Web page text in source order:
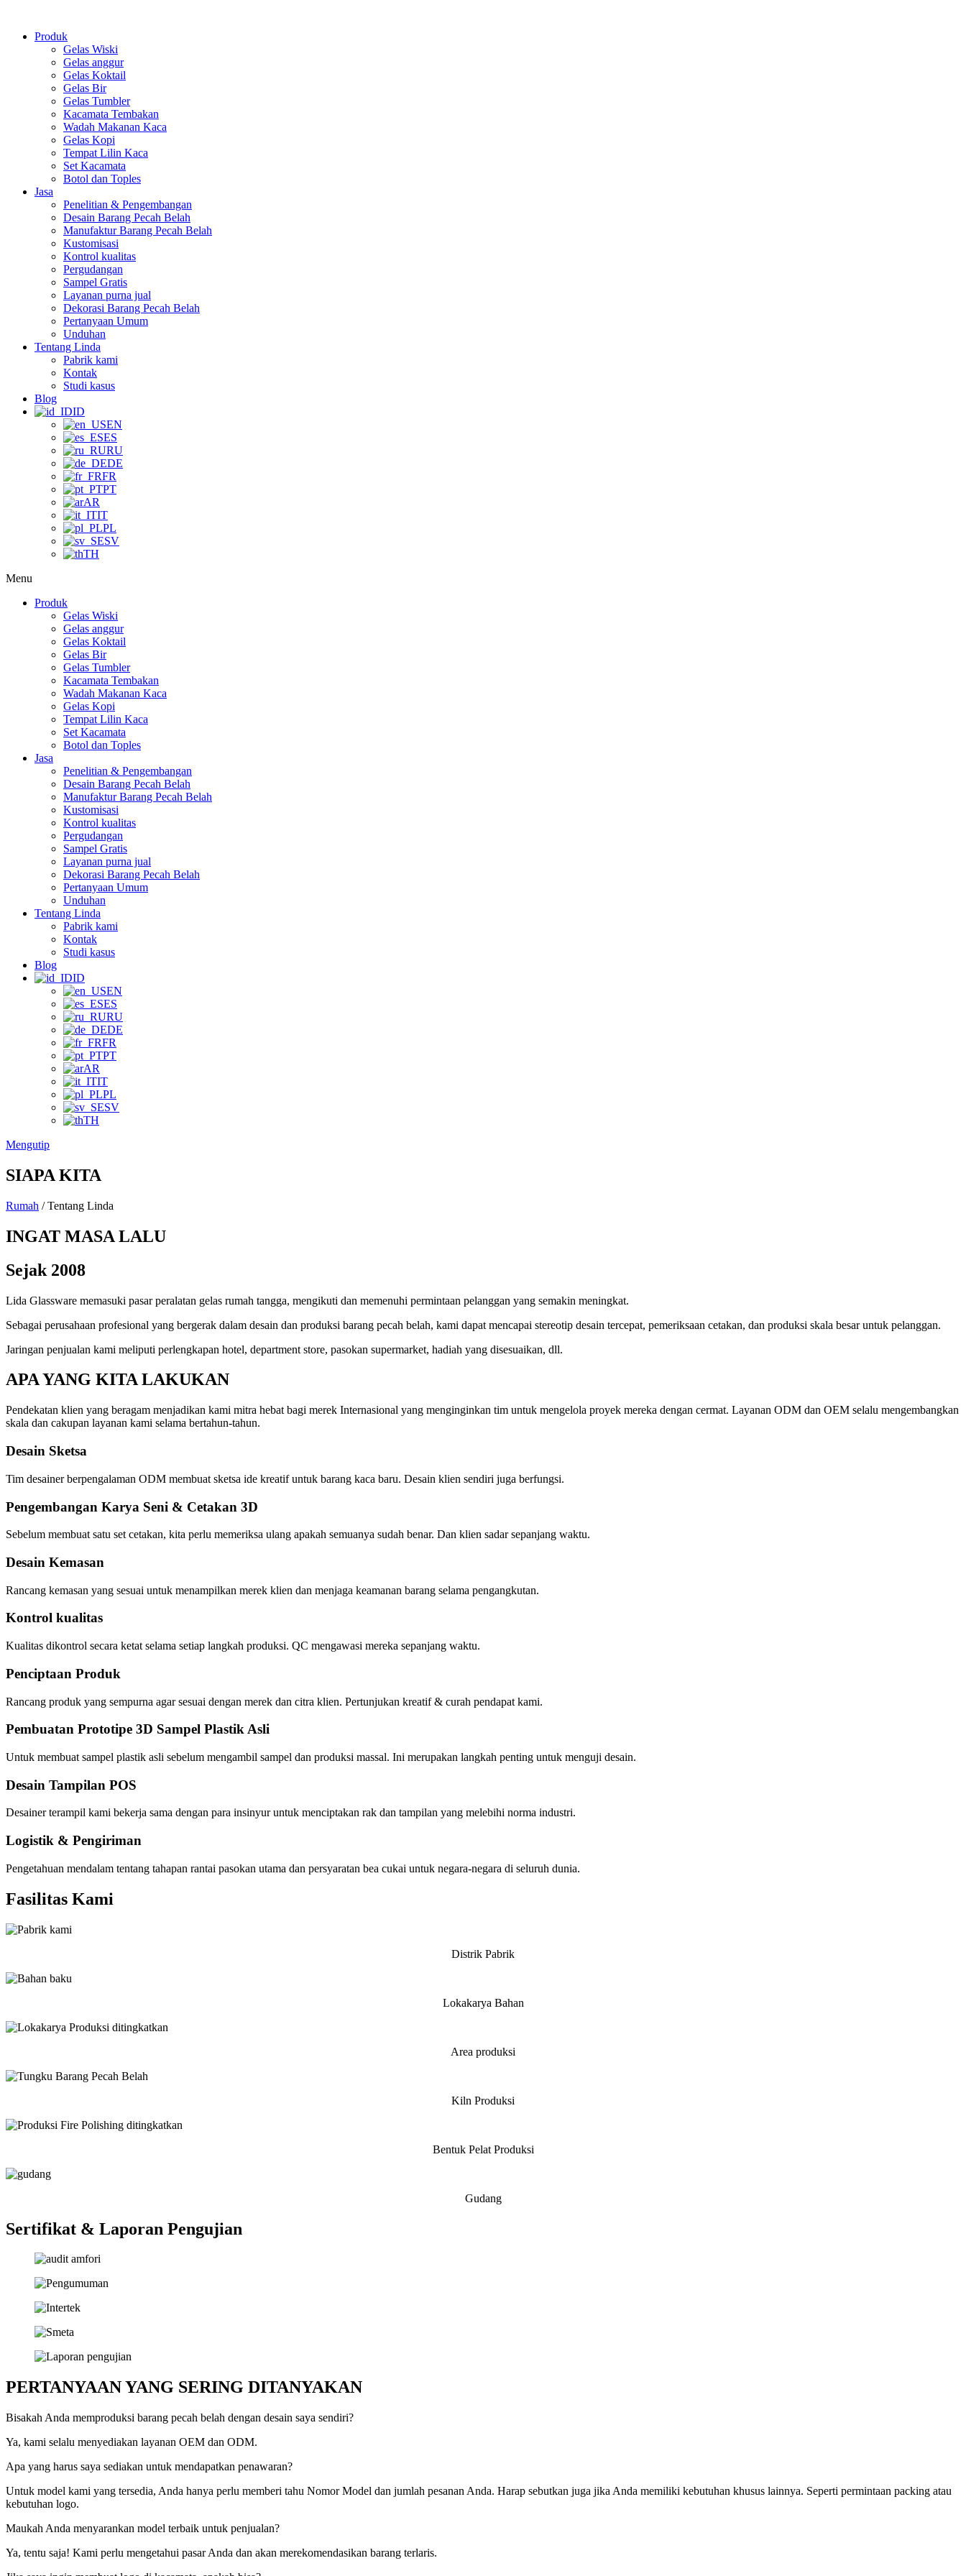
Produk
Gelas Wiski
Gelas anggur
Gelas Koktail
Gelas Bir
Gelas Tumbler
Kacamata Tembakan
Wadah Makanan Kaca
Gelas Kopi
Tempat Lilin Kaca
Set Kacamata
Botol dan Toples
Jasa
Penelitian & Pengembangan
Desain Barang Pecah Belah
Manufaktur Barang Pecah Belah
Kustomisasi
Kontrol kualitas
Pergudangan
Sampel Gratis
Layanan purna jual
Dekorasi Barang Pecah Belah
Pertanyaan Umum
Unduhan
Tentang Linda
Pabrik kami
Kontak
Studi kasus
Blog
ID
EN
ES
RU
DE
FR
PT
AR
IT
PL
SV
TH
Menu
Produk
Gelas Wiski
Gelas anggur
Gelas Koktail
Gelas Bir
Gelas Tumbler
Kacamata Tembakan
Wadah Makanan Kaca
Gelas Kopi
Tempat Lilin Kaca
Set Kacamata
Botol dan Toples
Jasa
Penelitian & Pengembangan
Desain Barang Pecah Belah
Manufaktur Barang Pecah Belah
Kustomisasi
Kontrol kualitas
Pergudangan
Sampel Gratis
Layanan purna jual
Dekorasi Barang Pecah Belah
Pertanyaan Umum
Unduhan
Tentang Linda
Pabrik kami
Kontak
Studi kasus
Blog
ID
EN
ES
RU
DE
FR
PT
AR
IT
PL
SV
TH
Mengutip
SIAPA KITA
Rumah / Tentang Linda
INGAT MASA LALU
Sejak 2008
Lida Glassware memasuki pasar peralatan gelas rumah tangga, mengikuti dan memenuhi permintaan pelanggan yang semakin meningkat.
Sebagai perusahaan profesional yang bergerak dalam desain dan produksi barang pecah belah, kami dapat mencapai stereotip desain tercepat, pemeriksaan cetakan, dan produksi skala besar untuk pelanggan.
Jaringan penjualan kami meliputi perlengkapan hotel, department store, pasokan supermarket, hadiah yang disesuaikan, dll.
APA YANG KITA LAKUKAN
Pendekatan klien yang beragam menjadikan kami mitra hebat bagi merek Internasional yang menginginkan tim untuk mengelola proyek mereka dengan cermat. Layanan ODM dan OEM selalu mengembangkan
skala dan cakupan layanan kami selama bertahun-tahun.
Desain Sketsa
Tim desainer berpengalaman ODM membuat sketsa ide kreatif untuk barang kaca baru. Desain klien sendiri juga berfungsi.
Pengembangan Karya Seni & Cetakan 3D
Sebelum membuat satu set cetakan, kita perlu memeriksa ulang apakah semuanya sudah benar. Dan klien sadar sepanjang waktu.
Desain Kemasan
Rancang kemasan yang sesuai untuk menampilkan merek klien dan menjaga keamanan barang selama pengangkutan.
Kontrol kualitas
Kualitas dikontrol secara ketat selama setiap langkah produksi. QC mengawasi mereka sepanjang waktu.
Penciptaan Produk
Rancang produk yang sempurna agar sesuai dengan merek dan citra klien. Pertunjukan kreatif & curah pendapat kami.
Pembuatan Prototipe 3D Sampel Plastik Asli
Untuk membuat sampel plastik asli sebelum mengambil sampel dan produksi massal. Ini merupakan langkah penting untuk menguji desain.
Desain Tampilan POS
Desainer terampil kami bekerja sama dengan para insinyur untuk menciptakan rak dan tampilan yang melebihi norma industri.
Logistik & Pengiriman
Pengetahuan mendalam tentang tahapan rantai pasokan utama dan persyaratan bea cukai untuk negara-negara di seluruh dunia.
Fasilitas Kami
Distrik Pabrik
Lokakarya Bahan
Area produksi
Kiln Produksi
Bentuk Pelat Produksi
Gudang
Sertifikat & Laporan Pengujian
PERTANYAAN YANG SERING DITANYAKAN
Bisakah Anda memproduksi barang pecah belah dengan desain saya sendiri?
Ya, kami selalu menyediakan layanan OEM dan ODM.
Apa yang harus saya sediakan untuk mendapatkan penawaran?
Untuk model kami yang tersedia, Anda hanya perlu memberi tahu Nomor Model dan jumlah pesanan Anda. Harap sebutkan juga jika Anda memiliki kebutuhan khusus lainnya. Seperti permintaan packing atau
kebutuhan logo.
Maukah Anda menyarankan model terbaik untuk penjualan?
Ya, tentu saja! Kami perlu mengetahui pasar Anda dan akan merekomendasikan barang terlaris.